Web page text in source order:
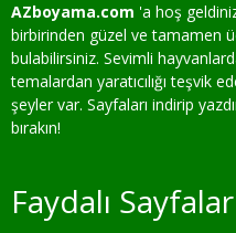
AZboyama.com 'a hoş
birbirinden güzel ve tamamen
bulabilirsiniz. Sevimli
temalardan yaratıcılığı teşvik
şeyler var. Sayfaları indirip
bırakın!
Faydalı Sayfalar